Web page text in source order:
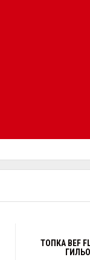
ТОПКА BEF